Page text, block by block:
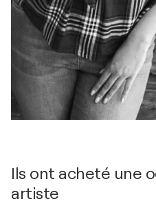
Ils ont acheté une
artiste